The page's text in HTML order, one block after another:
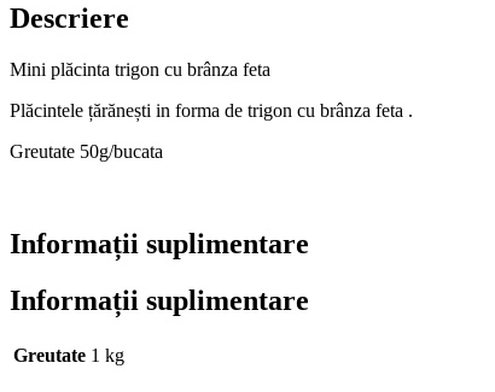
Descriere
Mini plăcinta trigon cu brânza feta
Plăcintele țărănești in forma de trigon cu brânza feta .
Greutate 50g/bucata
Informații suplimentare
Informații suplimentare
Greutate 1 kg